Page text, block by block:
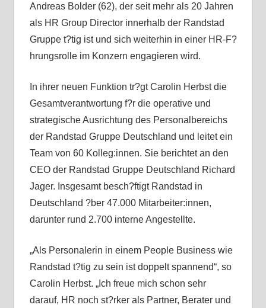
Andreas Bolder (62), der seit mehr als 20 Jahren
als HR Group Director innerhalb der Randstad
Gruppe t?tig ist und sich weiterhin in einer HR-F?
hrungsrolle im Konzern engagieren wird.
In ihrer neuen Funktion tr?gt Carolin Herbst die
Gesamtverantwortung f?r die operative und
strategische Ausrichtung des Personalbereichs
der Randstad Gruppe Deutschland und leitet ein
Team von 60 Kolleg:innen. Sie berichtet an den
CEO der Randstad Gruppe Deutschland Richard
Jager. Insgesamt besch?ftigt Randstad in
Deutschland ?ber 47.000 Mitarbeiter:innen,
darunter rund 2.700 interne Angestellte.
„Als Personalerin in einem People Business wie
Randstad t?tig zu sein ist doppelt spannend“, so
Carolin Herbst. „Ich freue mich schon sehr
darauf, HR noch st?rker als Partner, Berater und